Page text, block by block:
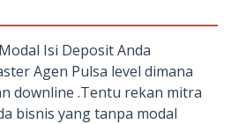
Isi Deposit Anda
Agen Pulsa level dimana
downline .Tentu rekan mitra
bisnis yang tanpa modal